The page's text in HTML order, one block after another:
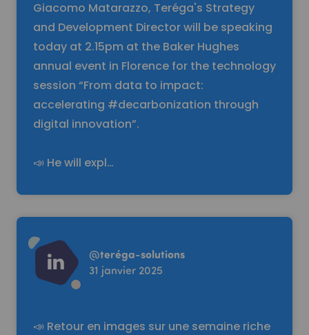
Giacomo Matarazzo, Teréga's Strategy
and Development Director will be speaking
today at 2.15pm at the Baker Hughes
annual event in Florence for the technology
session “From data to impact:
accelerating #decarbonization through
digital innovation”.
📣 He will expl…
Read more
@teréga-solutions
31 janvier 2025
📣 Retour en images sur une semaine riche